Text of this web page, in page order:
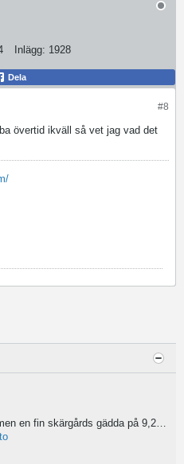
Inlägg: 1928
Dela
#8
övertid ikväll så vet jag vad det
Sista turen tyvärr för i år, men en fin skärgårds gädda på 9,2 som tog en jack Cobb blev ett fint avslut....